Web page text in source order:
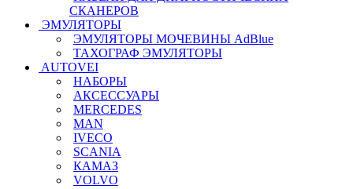
СКАНЕРОВ
ЭМУЛЯТОРЫ
ЭМУЛЯТОРЫ МОЧЕВИНЫ АdBlue
ТАХОГРАФ ЭМУЛЯТОРЫ
AUTOVEI
НАБОРЫ
АКСЕССУАРЫ
MERCEDES
MAN
IVECO
SCANIA
КАМАЗ
VOLVO